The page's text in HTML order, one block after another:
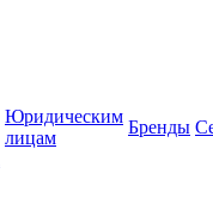
Юридическим
лицам
Бренды